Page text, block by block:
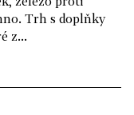
Trh s doplňky
z...